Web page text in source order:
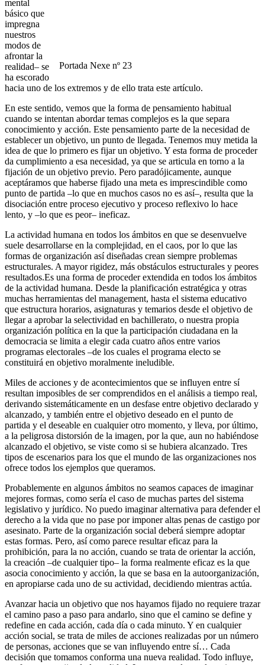
Portada Nexe nº 23
mental
básico que
impregna
nuestros
modos de
afrontar la
realidad– se
ha escorado
hacia uno de los extremos y de ello trata este artículo.
En este sentido, vemos que la forma de pensamiento habitual
cuando se intentan abordar temas complejos es la que separa
conocimiento y acción. Este pensamiento parte de la necesidad de
establecer un objetivo, un punto de llegada. Tenemos muy metida la
idea de que lo primero es fijar un objetivo. Y esta forma de proceder
da cumplimiento a esa necesidad, ya que se articula en torno a la
fijación de un objetivo previo. Pero paradójicamente, aunque
aceptáramos que haberse fijado una meta es imprescindible como
punto de partida –lo que en muchos casos no es así–, resulta que la
disociación entre proceso ejecutivo y proceso reflexivo lo hace
lento, y –lo que es peor– ineficaz.
La actividad humana en todos los ámbitos en que se desenvuelve
suele desarrollarse en la complejidad, en el caos, por lo que las
formas de organización así diseñadas crean siempre problemas
estructurales. A mayor rigidez, más obstáculos estructurales y peores
resultados.Es una forma de proceder extendida en todos los ámbitos
de la actividad humana. Desde la planificación estratégica y otras
muchas herramientas del management, hasta el sistema educativo
que estructura horarios, asignaturas y temarios desde el objetivo de
llegar a aprobar la selectividad en bachillerato, o nuestra propia
organización política en la que la participación ciudadana en la
democracia se limita a elegir cada cuatro años entre varios
programas electorales –de los cuales el programa electo se
constituirá en objetivo moralmente ineludible.
Miles de acciones y de acontecimientos que se influyen entre sí
resultan imposibles de ser comprendidos en el análisis a tiempo real,
derivando sistemáticamente en un desfase entre objetivo declarado y
alcanzado, y también entre el objetivo deseado en el punto de
partida y el deseable en cualquier otro momento, y lleva, por último,
a la peligrosa distorsión de la imagen, por la que, aun no habiéndose
alcanzado el objetivo, se viste como si se hubiera alcanzado. Tres
tipos de escenarios para los que el mundo de las organizaciones nos
ofrece todos los ejemplos que queramos.
Probablemente en algunos ámbitos no seamos capaces de imaginar
mejores formas, como sería el caso de muchas partes del sistema
legislativo y jurídico. No puedo imaginar alternativa para defender el
derecho a la vida que no pase por imponer altas penas de castigo por
asesinato. Parte de la organización social deberá siempre adoptar
estas formas. Pero, así como parece resultar eficaz para la
prohibición, para la no acción, cuando se trata de orientar la acción,
la creación –de cualquier tipo– la forma realmente eficaz es la que
asocia conocimiento y acción, la que se basa en la autoorganización,
en apropiarse cada uno de su actividad, decidiendo mientras actúa.
Avanzar hacia un objetivo que nos hayamos fijado no requiere trazar
el camino paso a paso para andarlo, sino que el camino se define y
redefine en cada acción, cada día o cada minuto. Y en cualquier
acción social, se trata de miles de acciones realizadas por un número
de personas, acciones que se van influyendo entre sí… Cada
decisión que tomamos conforma una nueva realidad. Todo influye,